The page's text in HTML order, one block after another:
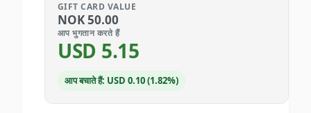
GIFT CARD VALUE
NOK50.00
आप भुगतान करते हैं
USD 5.15
आप बचाते हैं: USD 0.10 (1.82%)